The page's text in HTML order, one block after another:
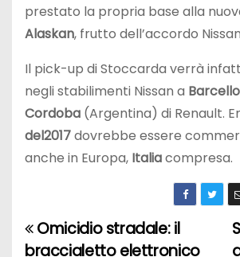
prestato la propria base alla
Alaskan, frutto dell’accordo
Il pick-up di Stoccarda verrà
negli stabilimenti Nissan a
Cordoba (Argentina) di Renault.
del2017dovrebbe essere
anche in Europa, Italiacompresa.
NOmicidio stradale: il
braccialetto elettronico